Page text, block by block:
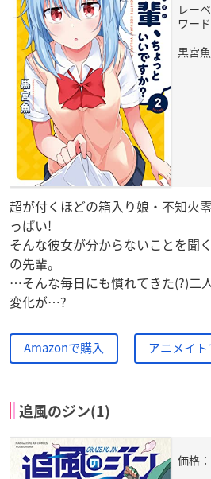
レー
ワー
黒宮
超が付くほどの箱入り娘・不知火
っぱい!
そんな彼女が分からないことを聞
の先輩。
…そんな毎日にも慣れてきた(?)二
変化が…?
Amazonで購入 アニメイト
追風のジン(1)
価格